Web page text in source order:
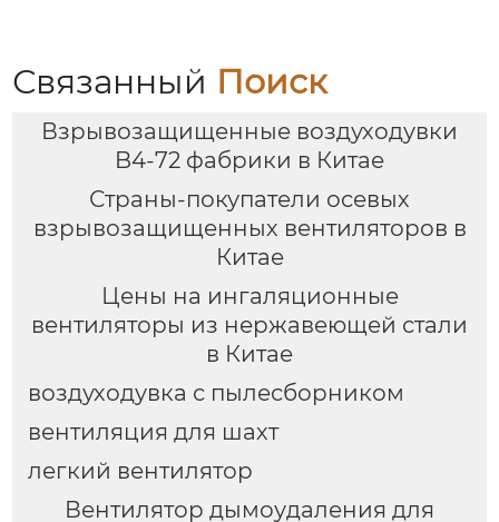
Связанный Поиск
Взрывозащищенные воздуходувки
B4-72 фабрики в Китае
Страны-покупатели осевых
взрывозащищенных вентиляторов в
Китае
Цены на ингаляционные
вентиляторы из нержавеющей стали
в Китае
воздуходувка с пылесборником
вентиляция для шахт
легкий вентилятор
Вентилятор дымоудаления для